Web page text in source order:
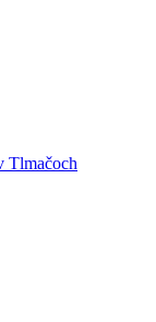
Tlmačoch